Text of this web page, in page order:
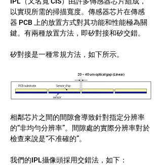
以實現所需的掃描寬度。傳感器芯片在傳感
器 PCB 上的放置方式對其功能和性能極為關
鍵。有兩種放置方法，即矽對接和矽交錯。
矽對接是一種常規方法，如下所示。
相鄰芯片之間的間隙會導致針對指定分辨率
的“非均勻分辨率”。間隙處的實際分辨率對於
檢查來說是“不准確的”。
我們的IPL攝像頭採用交錯法，如下：